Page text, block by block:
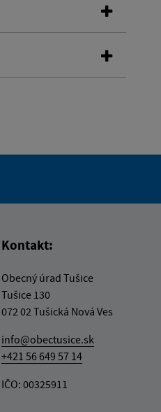
Kontakt:
Obecný úrad Tušice
Tušice 130
072 02 Tušická Nová Ves
info@obectusice.sk
+421 56 649 57 14
IČO: 00325911